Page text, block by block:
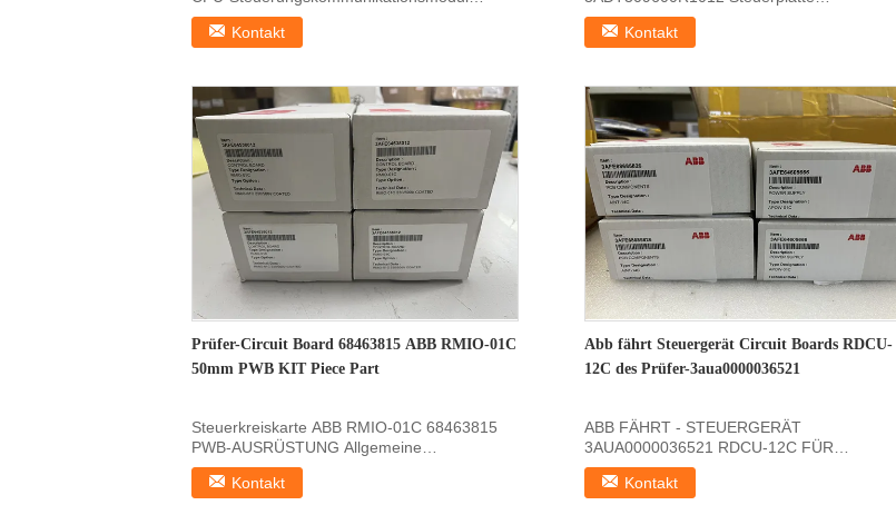
Produktinformationen zu:Die ...
Kontakt
SDCSCON2B Produktinformationen für:Die in
Kontakt
Prüfer-Circuit Board 68463815 ABB RMIO-01C
50mm PWB KIT Piece Part
Steuerkreiskarte ABB RMIO-01C 68463815
PWB-AUSRÜSTUNG Allgemeine
Informationen Produkt Identifikatio...
Kontakt
Abb fährt Steuergerät Circuit Boards RDCU-
12C des Prüfer-3aua0000036521
ABB FÄHRT - STEUERGERÄT
3AUA0000036521 RDCU-12C FÜR
ANTRIEBE ABB ACS800 Maße Produkt-
Nettogewicht: 0...
Kontakt